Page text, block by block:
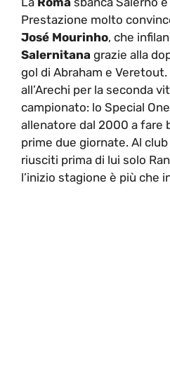
Prestazione molto
José Mourinho, che
Salernitana grazie alla
gol di Abraham e
all’Arechi per la seconda
campionato: lo Special
allenatore dal 2000 a fare
prime due giornate. Al club
riusciti prima di lui solo
l’inizio stagione è più che